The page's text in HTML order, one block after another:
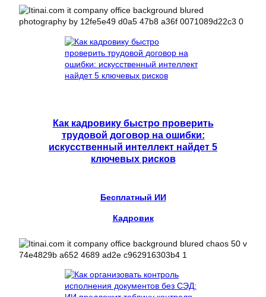
Как кадровику быстро проверить
трудовой договор на ошибки:
искусственный интеллект найдет 5
ключевых рисков
Бесплатный ИИ
Кадровик